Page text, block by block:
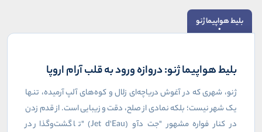
بلیط هواپیما ژنو
بلیط هواپیما ژنو: دروازه ورود به قلب آرام اروپا
ژنو، شهری که در آغوش دریاچه‌ای زلال و کوه‌های آلپ آرمیده، تنها
یک شهر نیست؛ بلکه نمادی از صلح، دقت و زیبایی است. از قدم زدن
در کنار فواره مشهور "جت دآو" (Jet d'Eau)تا گشت‌وگذار در